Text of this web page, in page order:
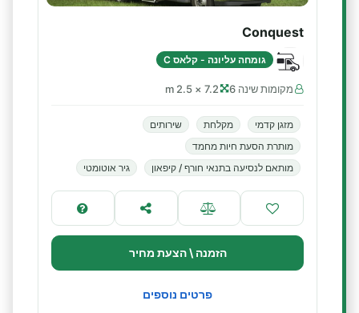
Conquest
גומחה עליונה - קלאס C
מקומות שינה 6 7.2 × 2.5 m
מזגן קדמי מקלחת
שירותים
מותרת הסעת חיות מחמד
מותאם לנסיעה בתנאי חורף / קיפאון
גיר אוטומטי
הזמנה \ הצעת מחיר
פרטים נוספים